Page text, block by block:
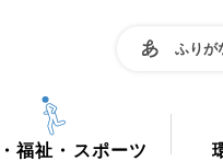
ふりが
福祉・スポーツ